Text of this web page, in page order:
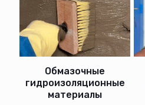
Обмазочные
гидроизоляционные
материалы